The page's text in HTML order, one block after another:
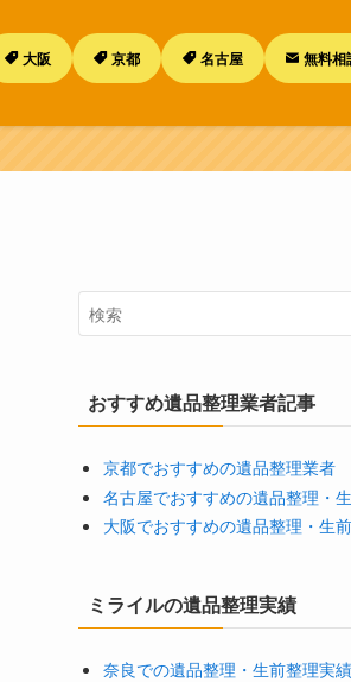
大阪 京都 名古屋 無料相
おすすめ遺品整理業者記事
京都でおすすめの遺品整理業者
名古屋でおすすめの遺品整理・
大阪でおすすめの遺品整理・生
ミライルの遺品整理実績
奈良での遺品整理・生前整理実績